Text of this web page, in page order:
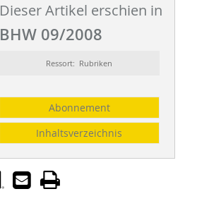
Dieser Artikel erschien in
BHW 09/2008
Ressort: Rubriken
Abonnement
Inhaltsverzeichnis